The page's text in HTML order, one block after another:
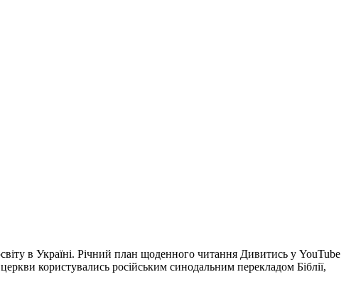
в Україні. Річний план щоденного читання Дивитись у YouTube
користувались російським синодальним перекладом Біблії,